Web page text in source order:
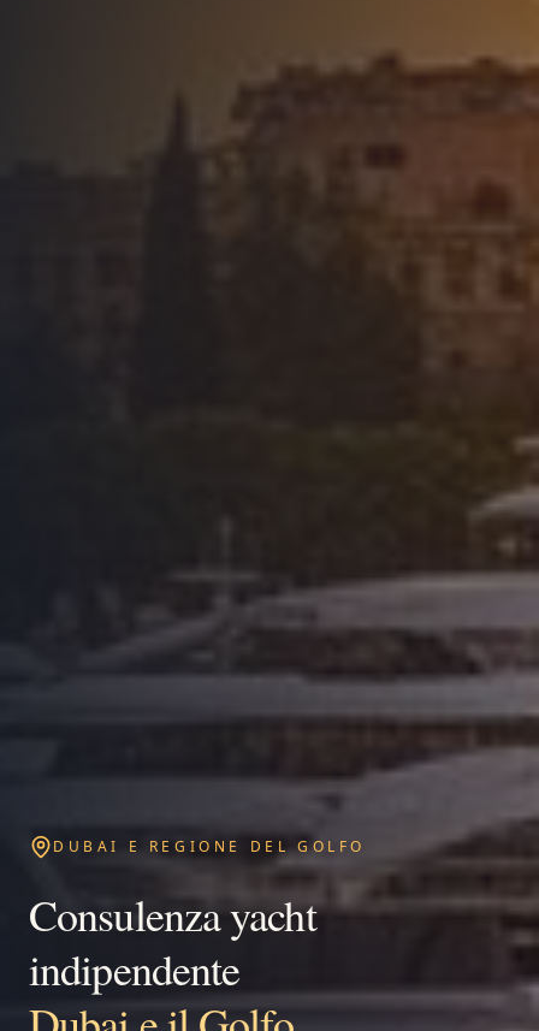
DUBAI E REGIONE DEL GOLFO
Consulenza yacht
indipendente